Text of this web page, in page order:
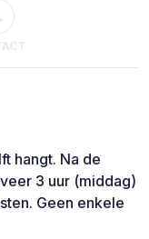
hangt. Na de
3 uur (middag)
Geen enkele